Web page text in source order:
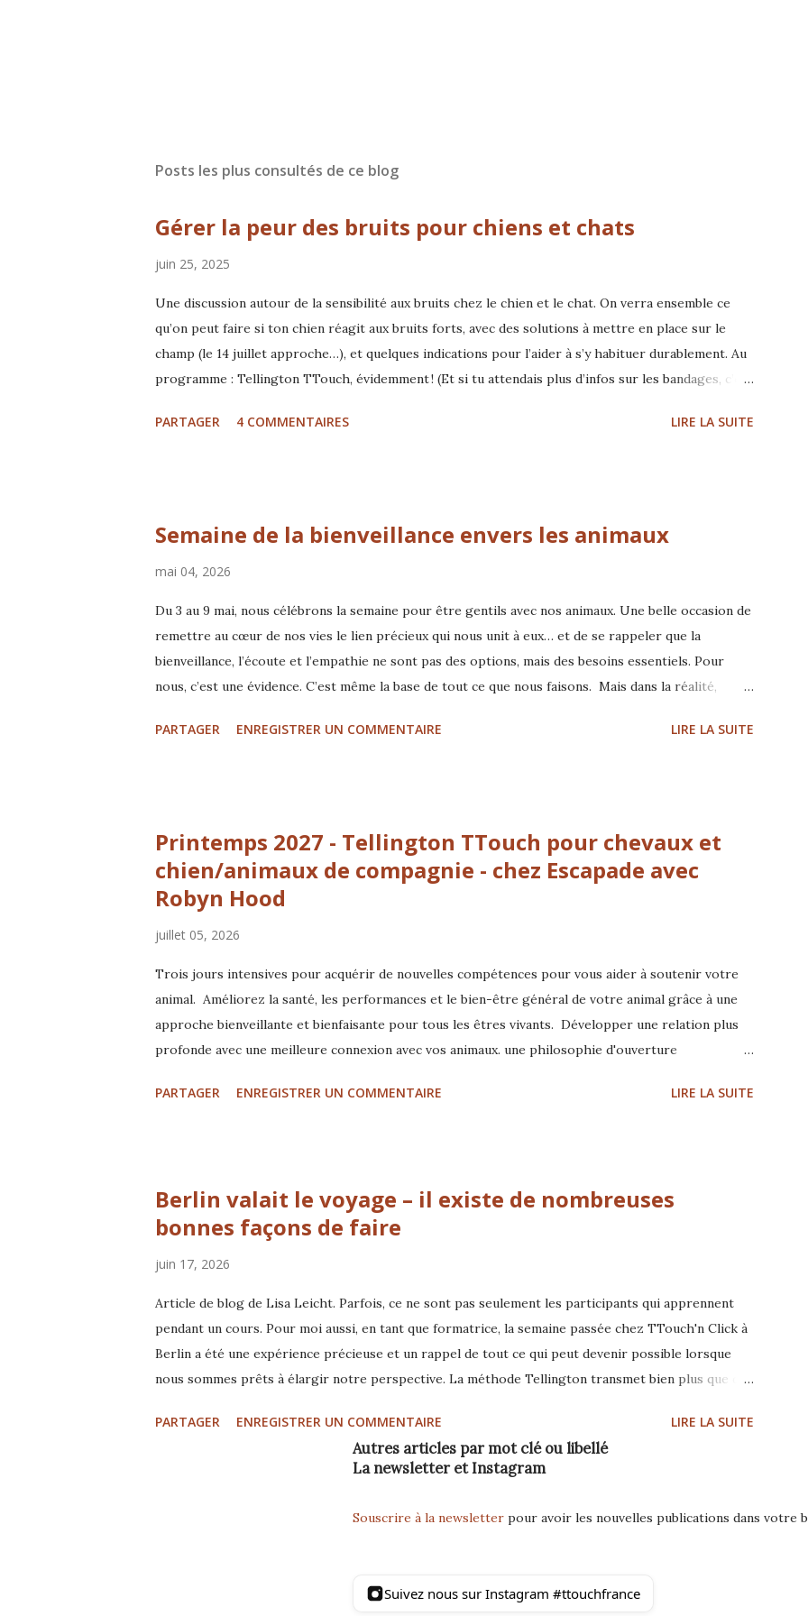
Posts les plus consultés de ce blog
Gérer la peur des bruits pour chiens et chats
juin 25, 2025
Une discussion autour de la sensibilité aux bruits chez le chien et le chat. On verra ensemble ce
qu’on peut faire si ton chien réagit aux bruits forts, avec des solutions à mettre en place sur le
champ (le 14 juillet approche…), et quelques indications pour l’aider à s’y habituer durablement. Au
programme : Tellington TTouch, évidemment ! (Et si tu attendais plus d’infos sur les bandages, c’est
cacher derrière cette sensibilité Avec Gloria Filaferro - comportementaliste et praticienne
PARTAGER 4 COMMENTAIRES LIRE LA SUITE
Semaine de la bienveillance envers les animaux
mai 04, 2026
Du 3 au 9 mai, nous célébrons la semaine pour être gentils avec nos animaux. Une belle occasion de
remettre au cœur de nos vies le lien précieux qui nous unit à eux… et de se rappeler que la
bienveillance, l’écoute et l’empathie ne sont pas des options, mais des besoins essentiels. Pour
nous, c’est une évidence. C’est même la base de tout ce que nous faisons. Mais dans la réalité,
parce que leur langage n’est pas toujours entendu. Être gentil avec un animal, ce n’est pas
vie des animaux… et la relation que nous construisons avec eux. Nos animaux nous parlent en
permanence — à travers leur c...
PARTAGER ENREGISTRER UN COMMENTAIRE LIRE LA SUITE
Printemps 2027 - Tellington TTouch pour chevaux et
chien/animaux de compagnie - chez Escapade avec
Robyn Hood
juillet 05, 2026
Trois jours intensives pour acquérir de nouvelles compétences pour vous aider à soutenir votre
animal. Améliorez la santé, les performances et le bien-être général de votre animal grâce à une
approche bienveillante et bienfaisante pour tous les êtres vivants. Développer une relation plus
profonde avec une meilleure connexion avec vos animaux. une philosophie d'ouverture
au sol basé sur le Feldenkrais et d'autres techniques... Découvrez l'approche holistique pour aider
PARTAGER ENREGISTRER UN COMMENTAIRE LIRE LA SUITE
Berlin valait le voyage – il existe de nombreuses
bonnes façons de faire
juin 17, 2026
Article de blog de Lisa Leicht. Parfois, ce ne sont pas seulement les participants qui apprennent
pendant un cours. Pour moi aussi, en tant que formatrice, la semaine passée chez TTouch'n Click à
Berlin a été une expérience précieuse et un rappel de tout ce qui peut devenir possible lorsque
nous sommes prêts à élargir notre perspective. La méthode Tellington transmet bien plus que des
abandonner les généralisations. Encore et encore, il est apparu clairement qu’il existe de
nombreuses bonnes façons d’atteindre un objectif. Ce qui aide un chien ne convient pas forcément
à un autre. Chaque être vivant est un miracle individuel, unique dans sa perception, ses expériences
impressionnant d’observer comment les participants vivaient les exercices dans leur propre corps.
PARTAGER ENREGISTRER UN COMMENTAIRE LIRE LA SUITE
Autres articles par mot clé ou libellé
La newsletter et Instagram
Souscrire à la newsletterpour avoir les nouvelles publications dans votre
Suivez nous sur Instagram #ttouchfrance